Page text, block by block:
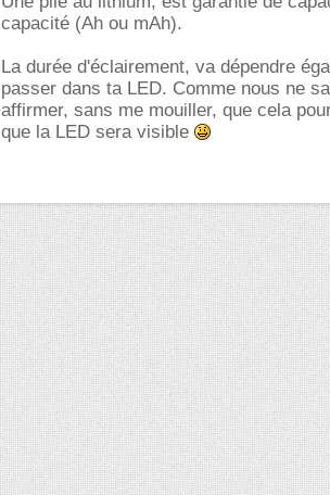
capacité (Ah ou mAh).
La durée d'éclairement, va dépendre
passer dans ta LED. Comme nous ne
affirmer, sans me mouiller, que cela
que la LED sera visible